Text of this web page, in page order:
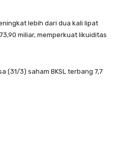
lebih dari dua kali lipat
miliar, memperkuat likuiditas
(31/3) saham BKSL terbang 7,7